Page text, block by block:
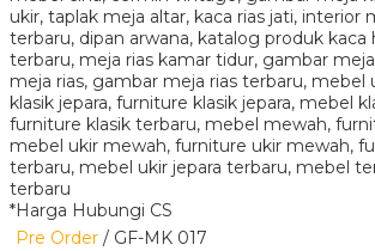
*Harga Hubungi CS
Pre Order / GF-MK 017